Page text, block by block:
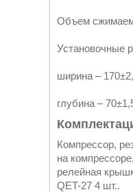
Объем
Установочные
ширина –
глубина –
Компрессор,
на
релейная
QET-27 4 шт..